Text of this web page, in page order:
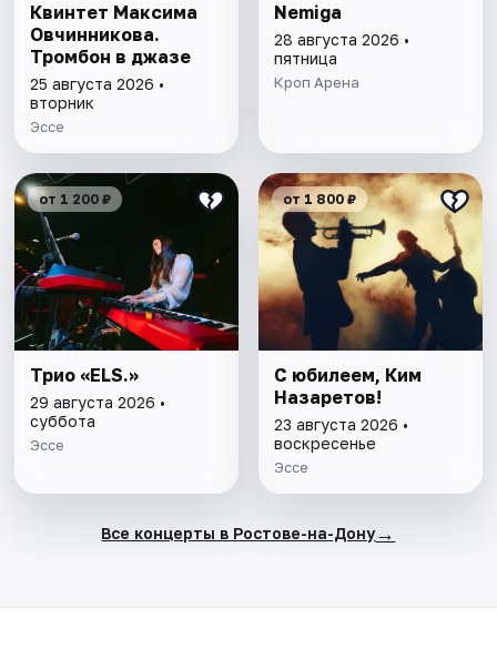
Квинтет Максима
Овчинникова.
Тромбон в джазе
25 августа 2026 •
вторник
Эссе
Nemiga
28 августа 2026 •
пятница
Кроп Арена
от 1 200 ₽
Трио «ELS.»
29 августа 2026 •
суббота
Эссе
от 1 800 ₽
С юбилеем, Ким
Назаретов!
23 августа 2026 •
воскресенье
Эссе
Все концерты в Ростове-на-Дону→